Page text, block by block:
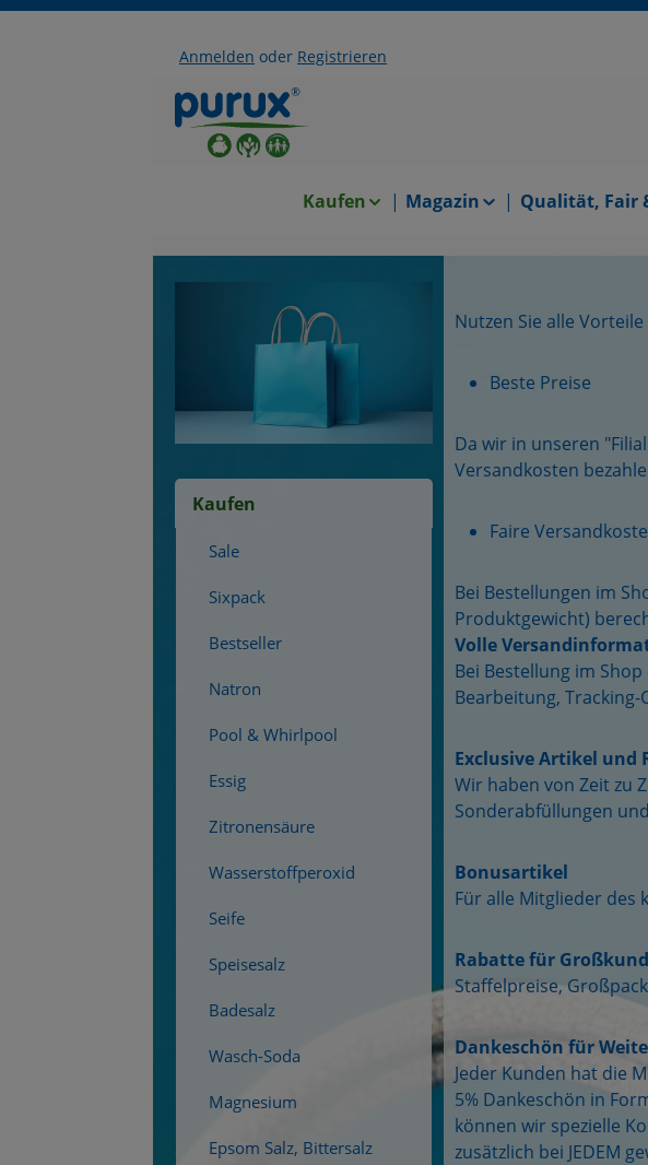
Zur Hauptnavigation springen
Anmelden oder Registrieren
Kaufen Magazin Qualität, Fair
Kaufen
Sale
Sixpack
Bestseller
Natron
Pool & Whirlpool
Essig
Zitronensäure
Wasserstoffperoxid
Seife
Speisesalz
Badesalz
Wasch-Soda
Magnesium
Epsom Salz, Bittersalz
Nutzen Sie alle
Beste Preise
Da wir in unseren
Versandkosten
Faire
Bei Bestellungen im
Produktgewicht)
Volle
Bei Bestellung im
Bearbeitung,
Exclusive Artikel und
Wir haben von Zeit zu
Sonderabfüllungen
Bonusartikel
Für alle Mitglieder des
Rabatte für
Staffelpreise,
Dankeschön für
Jeder Kunden hat die
5% Dankeschön in
können wir spezielle
zusätzlich bei JEDEM